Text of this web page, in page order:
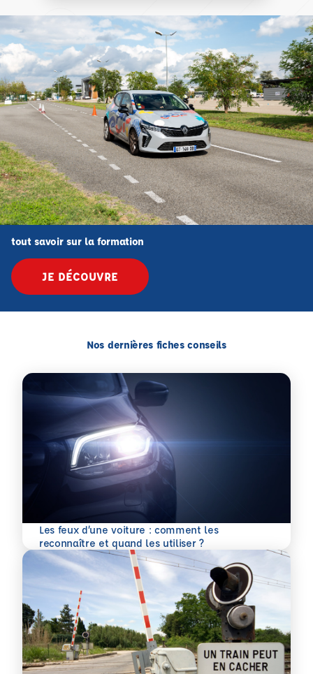
tout savoir sur la formation
JE DÉCOUVRE
Nos dernières fiches conseils
Les feux d’une voiture : comment les
reconnaître et quand les utiliser ?
En savoir plus